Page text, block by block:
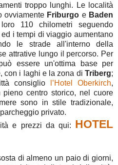
troppo lunghi. Le località
ovviamente Friburgo e Baden
110 chilometri seguendo
i tempi di viaggio aumentano
le strade all'interno della
attrative lungo il percorso. Per
essere un'ottima base per
con i laghi e la zona di Triberg;
consiglio
l’Hotel Oberkirch,
centro storico, nel cuore
sono in stile tradizionale,
privato.
e prezzi da qui: HOTEL
di almeno un paio di giorni,